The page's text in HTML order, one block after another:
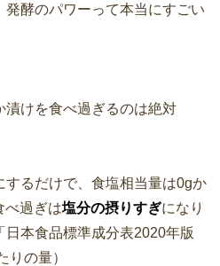
酵のパワーって本当にすごい
漬けを食べ過ぎるのは絶対
るだけで、食塩相当量は0gか
べ過ぎは塩分の摂りすぎになり
日本食品標準成分表2020年版
りの量）